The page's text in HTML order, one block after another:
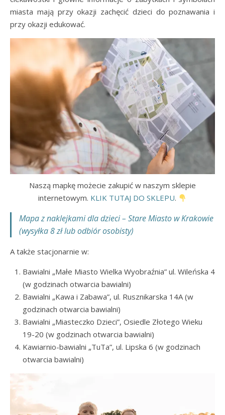
miasta mają przy okazji zachęcić dzieci do poznawania i
przy okazji edukować.
Naszą mapkę możecie zakupić w naszym sklepie
internetowym. KLIK TUTAJ DO SKLEPU.
Mapa z naklejkami dla dzieci – Stare Miasto w Krakowie
(wysyłka 8 zł lub odbiór osobisty)
A także stacjonarnie w:
Bawialni „Małe Miasto Wielka Wyobraźnia” ul. Wileńska 4
(w godzinach otwarcia bawialni)
Bawialni „Kawa i Zabawa”, ul. Rusznikarska 14A (w
godzinach otwarcia bawialni)
Bawialni „Miasteczko Dzieci”, Osiedle Złotego Wieku
19-20 (w godzinach otwarcia bawialni)
Kawiarnio-bawialni „TuTa”, ul. Lipska 6 (w godzinach
otwarcia bawialni)